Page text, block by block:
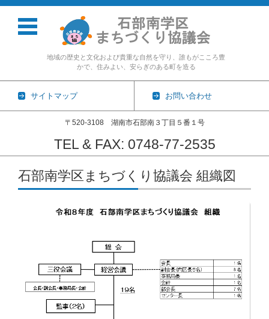
地域の歴史と文化および貴重な自然を守り、誰もがこころ豊
かで、住みよい、安らぎのある町を造る
サイトマップ お問い合わせ
〒520-3108 湖南市石部南３丁目５番１号
TEL & FAX: 0748-77-2535
コンテンツに移動
石部南学区まちづくり協議会 組織図